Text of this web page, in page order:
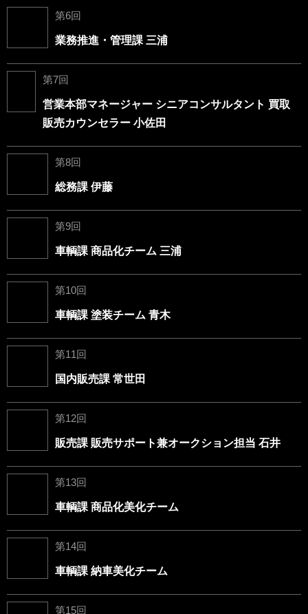
第6回
業務推進・管理課 三浦
第7回
営業本部マネージャー シニアコンサルタント 買取
販売カウンセラー 小佐田
第8回
総務課 伊藤
第9回
車輌課 商品化チーム 三浦
第10回
車輌課 塗装チーム 青木
第11回
国内販売課 常世田
第12回
販売課 販売サポート兼オークション担当 石井
第13回
車輌課 商品化美化チーム
第14回
車輌課 納車美化チーム
第15回